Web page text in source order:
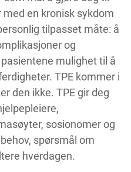
en kronisk sykdom
tilpasset måte: å
og
mulighet til å
TPE kommer i
den ikke. TPE gir deg
sosionomer og
spørsmål om
hverdagen.